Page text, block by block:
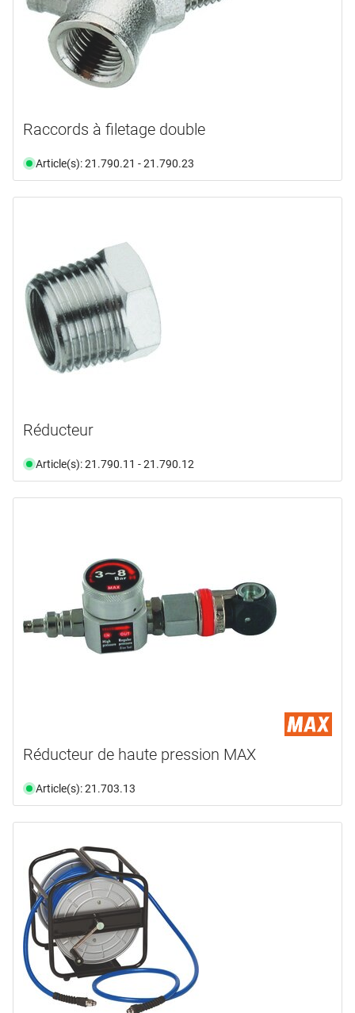
Raccords à filetage double
Article(s): 21.790.21 - 21.790.23
Réducteur
Article(s): 21.790.11 - 21.790.12
Réducteur de haute pression MAX
Article(s): 21.703.13